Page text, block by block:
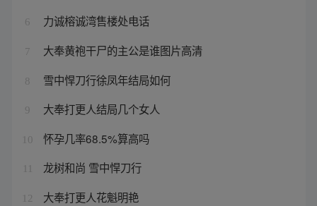
6 力诚榕诚湾售楼处电话
7 大奉黄袍干尸的主公是谁图片高清
8 雪中悍刀行徐凤年结局如何
9 大奉打更人结局几个女人
10 怀孕几率68.5%算高吗
龙树和尚 雪中悍刀行
12 大奉打更人花魁明艳